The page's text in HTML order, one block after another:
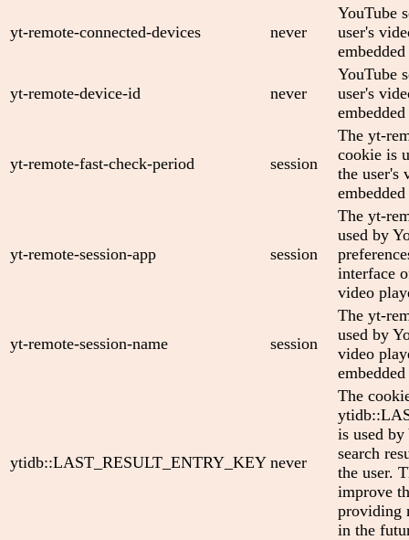
yt-remote-connected-devices never
YouTube
user's
yt-remote-device-id never
YouTube
user's
yt-remote-fast-check-period session
The yt-
cookie is
the user's
yt-remote-session-app session
The yt-
used by
interface
video
yt-remote-session-name session
The yt-
used by
video
ytidb::LAST_RESULT_ENTRY_KEY never
The
is used by
search
the user.
improve
providing
in the